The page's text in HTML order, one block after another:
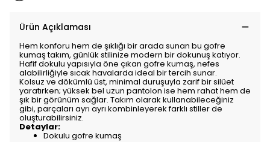
Ürün Açıklaması
Hem konforu hem de şıklığı bir arada sunan bu gofre
kumaş takım, günlük stilinize modern bir dokunuş katıyor.
Hafif dokulu yapısıyla öne çıkan gofre kumaş, nefes
alabilirliğiyle sıcak havalarda ideal bir tercih sunar.
Kolsuz ve dökümlü üst, minimal duruşuyla zarif bir silüet
yaratırken; yüksek bel uzun pantolon ise hem rahat hem de
şık bir görünüm sağlar. Takım olarak kullanabileceğiniz
gibi, parçaları ayrı ayrı kombinleyerek farklı stiller de
oluşturabilirsiniz.
Detaylar:
Dokulu gofre kumaş